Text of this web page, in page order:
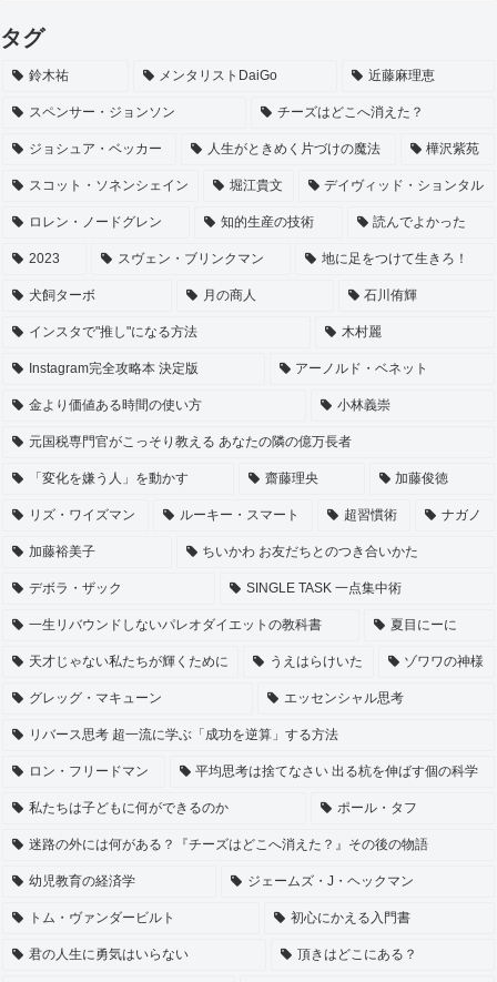
タグ
鈴木祐 メンタリストDaiGo 近藤麻理恵
スペンサー・ジョンソン チーズはどこへ消えた？
ジョシュア・ベッカー 人生がときめく片づけの魔法 樺沢紫苑
スコット・ソネンシェイン 堀江貴文 デイヴィッド・ションタル
ロレン・ノードグレン 知的生産の技術 読んでよかった
2023 スヴェン・ブリンクマン 地に足をつけて生きろ！
犬飼ターボ 月の商人 石川侑輝
インスタで"推し"になる方法 木村麗
Instagram完全攻略本 決定版 アーノルド・ベネット
金より価値ある時間の使い方 小林義崇
元国税専門官がこっそり教える あなたの隣の億万長者
「変化を嫌う人」を動かす 齋藤理央 加藤俊徳
リズ・ワイズマン ルーキー・スマート 超習慣術 ナガノ
加藤裕美子 ちいかわ お友だちとのつき合いかた
デボラ・ザック SINGLE TASK 一点集中術
一生リバウンドしないパレオダイエットの教科書 夏目にーに
天才じゃない私たちが輝くために うえはらけいた ゾワワの神様
グレッグ・マキューン エッセンシャル思考
リバース思考 超一流に学ぶ「成功を逆算」する方法
ロン・フリードマン 平均思考は捨てなさい 出る杭を伸ばす個の科学
私たちは子どもに何ができるのか ポール・タフ
迷路の外には何がある？『チーズはどこへ消えた？』その後の物語
幼児教育の経済学 ジェームズ・J・ヘックマン
トム・ヴァンダービルト 初心にかえる入門書
君の人生に勇気はいらない 頂きはどこにある？